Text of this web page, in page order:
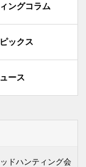
ングコラム
ックス
ース
ドハンティング会